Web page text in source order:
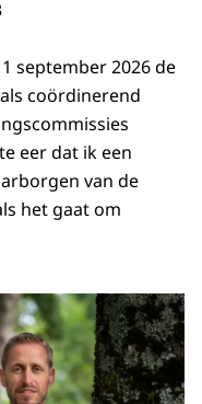
september 2026 de
coördinerend
eer dat ik een
van de
het gaat om